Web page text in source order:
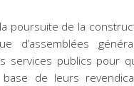
poursuite de la
d’assemblées
services publics pour
de leurs